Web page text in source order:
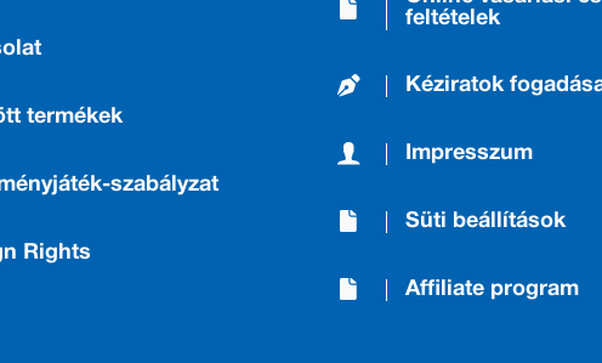
termékek
szabályzat
Rights
feltételek
Kéziratok
Impresszum
Süti beállítások
Affiliate program